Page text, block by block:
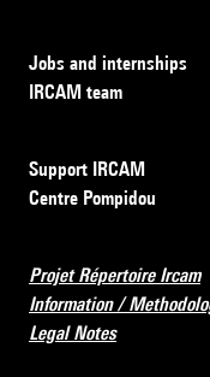
Jobs and internships
IRCAM team
Support IRCAM
Centre Pompidou
Projet Répertoire Ircam
Information /
Legal Notes